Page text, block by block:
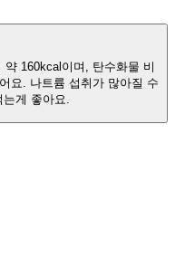
160kcal이며, 탄수화물 비
요. 나트륨 섭취가 많아질 수
게 좋아요.